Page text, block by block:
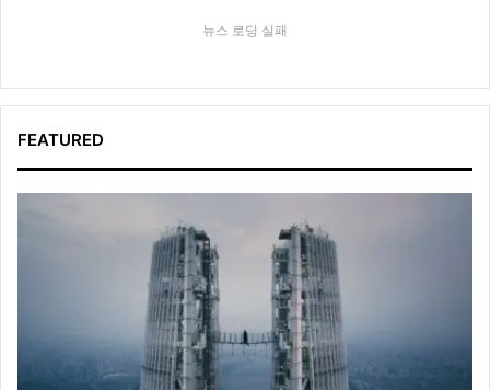
뉴스 로딩 실패
FEATURED